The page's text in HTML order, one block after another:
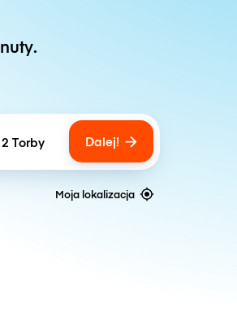
Number of bags
2 Torby Dalej!
Moja lokalizacja